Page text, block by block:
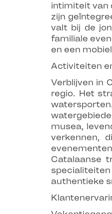
intimiteit van
zijn
valt bij de
familiale
en een
Activiteiten
Verblijven in
regio. Het
musea,
verkennen,
Catalaanse
authentieke